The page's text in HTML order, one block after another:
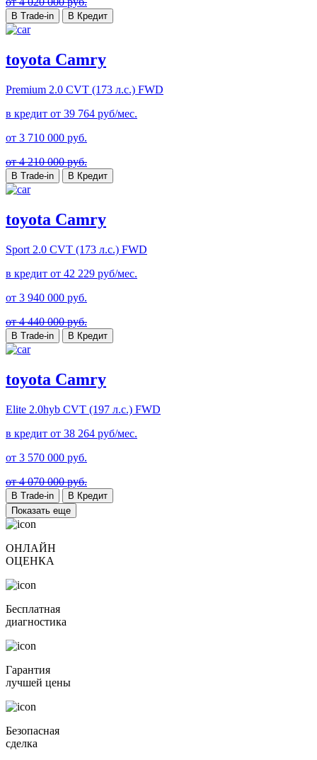
В Trade-in В Кредит
toyota Camry
Premium 2.0 CVT (173 л.с.) FWD
в кредит от 39 764 руб/мес.
от 3 710 000 руб.
от 4 210 000 руб.
В Trade-in В Кредит
toyota Camry
Sport 2.0 CVT (173 л.с.) FWD
в кредит от 42 229 руб/мес.
от 3 940 000 руб.
от 4 440 000 руб.
В Trade-in В Кредит
toyota Camry
Elite 2.0hyb CVT (197 л.с.) FWD
в кредит от 38 264 руб/мес.
от 3 570 000 руб.
от 4 070 000 руб.
В Trade-in
В Кредит
Показать еще
ОНЛАЙН
ОЦЕНКА
Бесплатная
диагностика
Гарантия
лучшей цены
Безопасная
сделка